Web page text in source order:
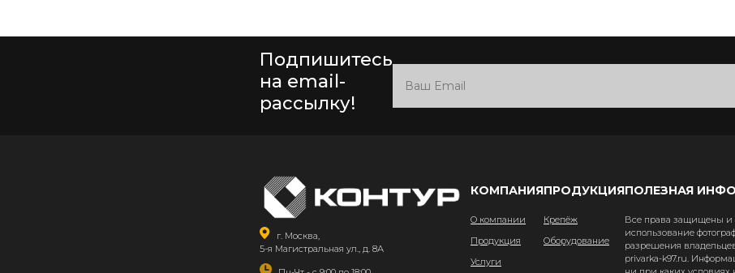
Подпишитесь
на email-
рассылку!
г. Москва,
5-я Магистральная ул., д. 8А
КОМПАНИЯ
О компании
Продукция
Услуги
ПРОДУКЦИЯ
Крепёж
Оборудование
ПОЛЕЗНАЯ
Все права защищены и
использование
разрешения
privarka-k97.ru.